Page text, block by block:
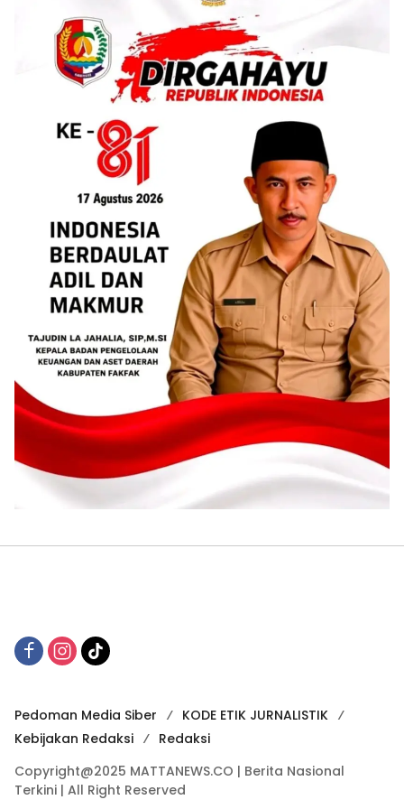
Pedoman Media Siber
KODE ETIK JURNALISTIK
Kebijakan Redaksi
Redaksi
Copyright@2025 MATTANEWS.CO | Berita Nasional
Terkini | All Right Reserved